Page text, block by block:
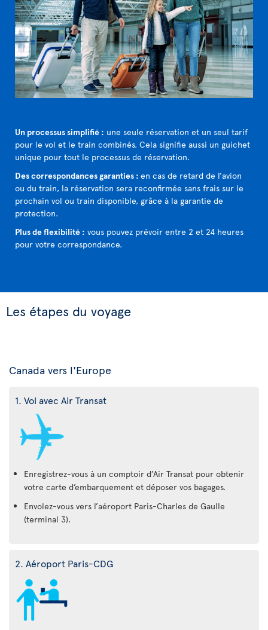
Un processus simplifié : une seule réservation et un seul tarif
pour le vol et le train combinés. Cela signifie aussi un guichet
unique pour tout le processus de réservation.
Des correspondances garanties : en cas de retard de l’avion
ou du train, la réservation sera reconfirmée sans frais sur le
prochain vol ou train disponible, grâce à la garantie de
protection.
Plus de flexibilité : vous pouvez prévoir entre 2 et 24 heures
pour votre correspondance.
Les étapes du voyage
Canada vers l'Europe
1. Vol avec Air Transat
Enregistrez-vous à un comptoir d’Air Transat pour obtenir
votre carte d’embarquement et déposer vos bagages.
Envolez-vous vers l’aéroport Paris-Charles de Gaulle
(terminal 3).
2. Aéroport Paris-CDG